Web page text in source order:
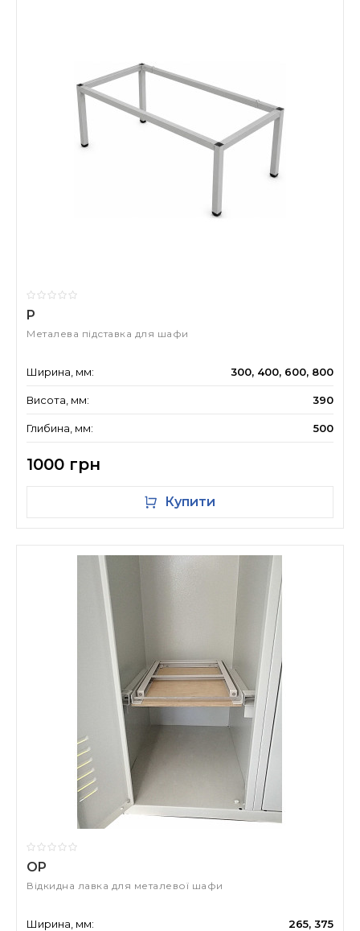
P
Металева підставка для шафи
Ширина, мм: 300, 400, 600, 800
Висота, мм: 390
Глибина, мм: 500
1000 грн
Купити
OP
Відкидна лавка для металевої шафи
Ширина, мм: 265, 375